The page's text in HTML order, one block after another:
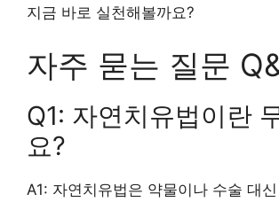
지금 바로 실천해볼까요?
자주 묻는 질문
Q1: 자연치유법이란
요?
A1: 자연치유법은 약물이나 수술 대